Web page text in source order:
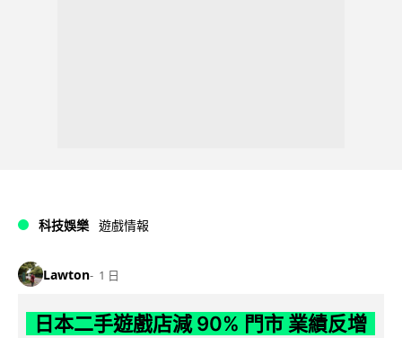
科技娛樂 遊戲情報
Lawton 1 日
日本二手遊戲店減 90% 門市 業績反增